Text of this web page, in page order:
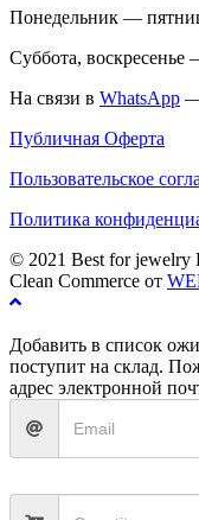
Понедельник —
Суббота,
На связи в WhatsApp —
Публичная Оферта
Пользовательское
Политика
© 2021 Best for jewelry
Clean Commerce от
Добавить в список
поступит на склад.
адрес электронной